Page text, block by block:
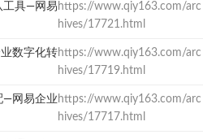
工具—网易 https://www.qiy163.com/arc
hives/17721.html
数字化转https://www.qiy163.com/arc
hives/17719.html
—网易企业 https://www.qiy163.com/arc
hives/17717.html